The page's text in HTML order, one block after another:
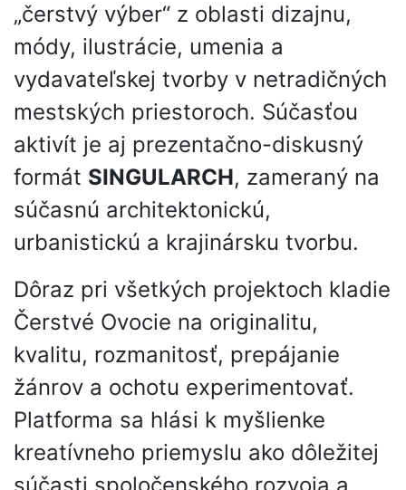
„čerstvý výber“ z oblasti dizajnu,
módy, ilustrácie, umenia a
vydavateľskej tvorby v netradičných
mestských priestoroch. Súčasťou
aktivít je aj prezentačno-diskusný
formát SINGULARCH, zameraný na
súčasnú architektonickú,
urbanistickú a krajinársku tvorbu.
Dôraz pri všetkých projektoch kladie
Čerstvé Ovocie na originalitu,
kvalitu, rozmanitosť, prepájanie
žánrov a ochotu experimentovať.
Platforma sa hlási k myšlienke
kreatívneho priemyslu ako dôležitej